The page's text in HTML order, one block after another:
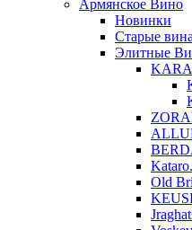
Армянское Вино
Новинки
Старые вина
Элитные
Old